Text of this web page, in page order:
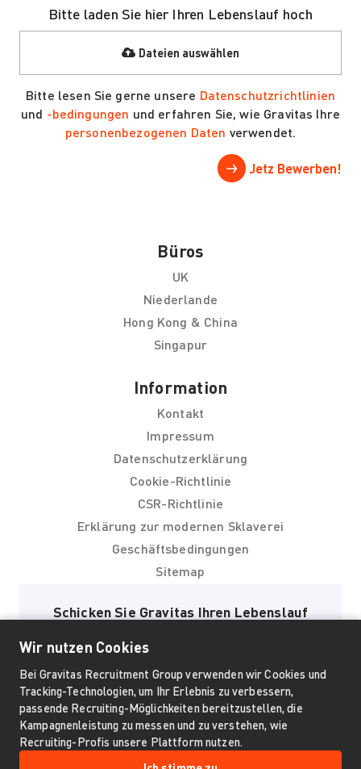
Wir nutzen Cookies
Bei Gravitas Recruitment Group verwenden wir Cookies und
Tracking-Technologien, um Ihr Erlebnis zu verbessern,
passende Recruiting-Möglichkeiten bereitzustellen, die
Kampagnenleistung zu messen und zu verstehen, wie
Recruiting-Profis unsere Plattform nutzen.
Bitte laden Sie hier Ihren Lebenslauf hoch
Bitte lesen Sie gerne unsere Datenschutzrichtlinien
und -bedingungen und erfahren Sie, wie Gravitas Ihre
personenbezogenen Daten verwendet.
Büros
UK
Niederlande
Hong Kong & China
Singapur
Information
Kontakt
Impressum
Datenschutzerklärung
Cookie-Richtlinie
CSR-Richtlinie
Erklärung zur modernen Sklaverei
Geschäftsbedingungen
Sitemap
Schicken Sie Gravitas Ihren Lebenslauf
Lebenslauf Hochladen
Email
info@gravitasgroup.com